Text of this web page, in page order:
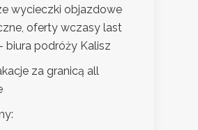
wycieczki objazdowe
oferty wczasy last
biura podróży Kalisz
za granicą all